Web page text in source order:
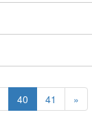
40 41 »